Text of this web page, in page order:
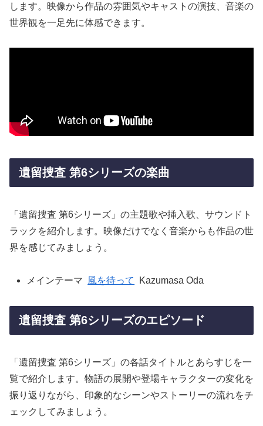
します。映像から作品の雰囲気やキャストの演技、音楽の
世界観を一足先に体感できます。
遺留捜査 第6シリーズの楽曲
「遺留捜査 第6シリーズ」の主題歌や挿入歌、サウンドト
ラックを紹介します。映像だけでなく音楽からも作品の世
界を感じてみましょう。
メインテーマ 風を待って Kazumasa Oda
遺留捜査 第6シリーズのエピソード
「遺留捜査 第6シリーズ」の各話タイトルとあらすじを一
覧で紹介します。物語の展開や登場キャラクターの変化を
振り返りながら、印象的なシーンやストーリーの流れをチ
ェックしてみましょう。